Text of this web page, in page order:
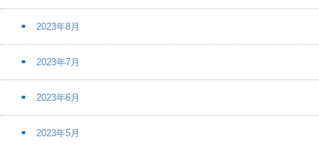
2023年8月
2023年7月
2023年6月
2023年5月